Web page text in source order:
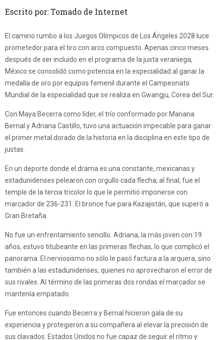
Escrito por: Tomado de Internet
El camino rumbo a los Juegos Olímpicos de Los Ángeles 2028 luce
prometedor para el tiro con arco compuesto. Apenas cinco meses
después de ser incluido en el programa de la justa veraniega,
México se consolidó como potencia en la especialidad al ganar la
medalla de oro por equipos femenil durante el Campeonato
Mundial de la especialidad que se realiza en Gwangju, Corea del Sur.
Con Maya Becerra como líder, el trío conformado por Mariana
Bernal y Adriana Castillo, tuvo una actuación impecable para ganar
el primer metal dorado de la historia en la disciplina en este tipo de
justas.
En un deporte donde el drama es una constante, mexicanas y
estadunidenses pelearon con orgullo cada flecha; al final, fue el
temple de la tercia tricolor lo que le permitió imponerse con
marcador de 236-231. El bronce fue para Kazajistán, que superó a
Gran Bretaña.
No fue un enfrentamiento sencillo. Adriana, la más joven con 19
años, estuvo titubeante en las primeras flechas, lo que complicó el
panorama. El nerviosismo no sólo le pasó factura a la arquera, sino
también a las estadunidenses, quienes no aprovecharon el error de
sus rivales. Al término de las primeras dos rondas el marcador se
mantenía empatado.
Fue entonces cuando Becerra y Bernal hicieron gala de su
experiencia y protegieron a su compañera al elevar la precisión de
sus clavados. Estados Unidos no fue capaz de seguir el ritmo y